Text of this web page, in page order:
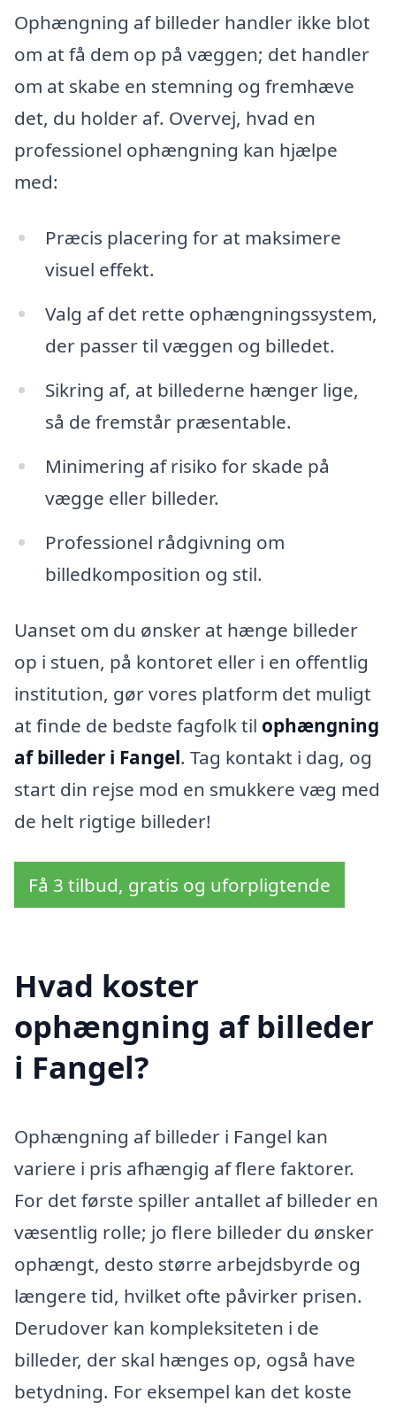
Ophængning af billeder handler ikke blot
om at få dem op på væggen; det handler
om at skabe en stemning og fremhæve
det, du holder af. Overvej, hvad en
professionel ophængning kan hjælpe
med:
Præcis placering for at maksimere
visuel effekt.
Valg af det rette ophængningssystem,
der passer til væggen og billedet.
Sikring af, at billederne hænger lige,
så de fremstår præsentable.
Minimering af risiko for skade på
vægge eller billeder.
Professionel rådgivning om
billedkomposition og stil.
Uanset om du ønsker at hænge billeder
op i stuen, på kontoret eller i en offentlig
institution, gør vores platform det muligt
at finde de bedste fagfolk til ophængning
af billeder i Fangel. Tag kontakt i dag, og
start din rejse mod en smukkere væg med
de helt rigtige billeder!
Få 3 tilbud, gratis og uforpligtende
Hvad koster
ophængning af billeder
i Fangel?
Ophængning af billeder i Fangel kan
variere i pris afhængig af flere faktorer.
For det første spiller antallet af billeder en
væsentlig rolle; jo flere billeder du ønsker
ophængt, desto større arbejdsbyrde og
længere tid, hvilket ofte påvirker prisen.
Derudover kan kompleksiteten i de
billeder, der skal hænges op, også have
betydning. For eksempel kan det koste